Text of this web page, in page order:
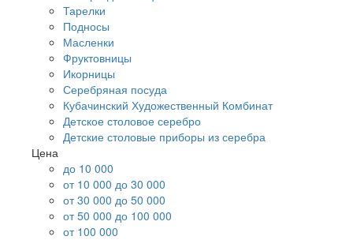
Тарелки
Подносы
Масленки
Фруктовницы
Икорницы
Серебряная посуда
Кубачинский Художественный Комбинат
Детское столовое серебро
Детские столовые приборы из серебра
Цена
до 10 000
от 10 000 до 30 000
от 30 000 до 50 000
от 50 000 до 100 000
от 100 000